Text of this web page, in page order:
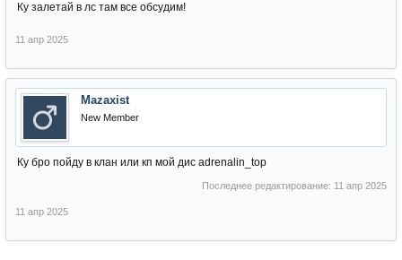
Ку залетай в лс там все обсудим!
11 апр 2025
Mazaxist
New Member
Ку бро пойду в клан или кп мой дис adrenalin_top
Последнее редактирование: 11 апр 2025
11 апр 2025